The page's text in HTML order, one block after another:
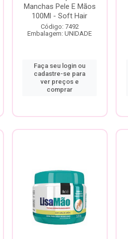
Manchas Pele E Mãos
100Ml - Soft Hair
Código: 7492
Embalagem: UNIDADE
Faça seu login ou
cadastre-se para
ver preços e
comprar